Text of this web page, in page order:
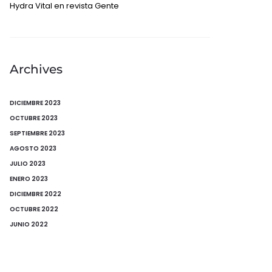
Hydra Vital en revista Gente
Archives
DICIEMBRE 2023
OCTUBRE 2023
SEPTIEMBRE 2023
AGOSTO 2023
JULIO 2023
ENERO 2023
DICIEMBRE 2022
OCTUBRE 2022
JUNIO 2022